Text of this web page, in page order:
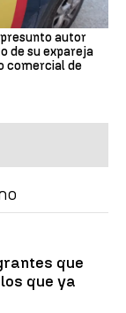
autor
de su expareja
comercial de
que
que ya